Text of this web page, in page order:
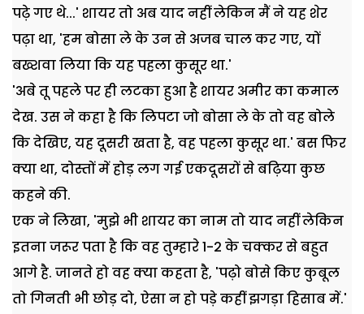
पढ़े गए थे...' शायर तो अब याद नहीं लेकिन मैं ने यह शेर
पढ़ा था, 'हम बोसा ले के उन से अजब चाल कर गए, यों
बख्शवा लिया कि यह पहला कुसूर था.'
'अबे तू पहले पर ही लटका हुआ है शायर अमीर का कमाल
देख. उस ने कहा है कि लिपटा जो बोसा ले के तो वह बोले
कि देखिए, यह दूसरी खता है, वह पहला कुसूर था.' बस फिर
क्या था, दोस्तों में होड़ लग गई एकदूसरों से बढ़िया कुछ
कहने की.
एक ने लिखा, 'मुझे भी शायर का नाम तो याद नहीं लेकिन
इतना जरूर पता है कि वह तुम्हारे 1-2 के चक्कर से बहुत
आगे है. जानते हो वह क्या कहता है, 'पढ़ो बोसे किए कुबूल
तो गिनती भी छोड़ दो, ऐसा न हो पड़े कहीं झगड़ा हिसाब में.'